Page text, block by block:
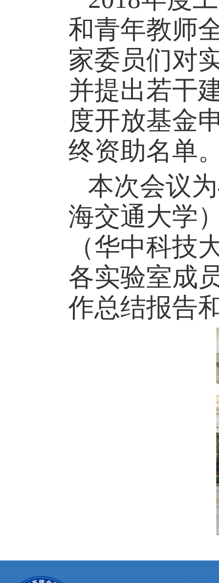
和青年教师
家委员们对
并提出若干
度开放基金
终资助名单
本次会议
海交通大学
（华中科技
各实验室成
作总结报告